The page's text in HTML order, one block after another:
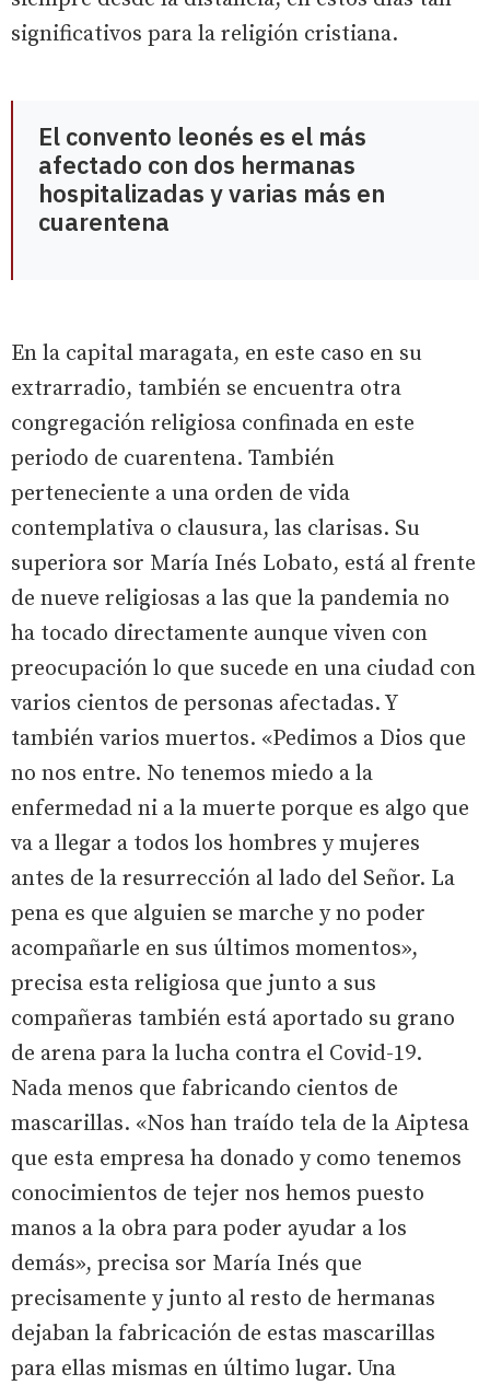
significativos para la religión cristiana.
El convento leonés es el más
afectado con dos hermanas
hospitalizadas y varias más en
cuarentena
En la capital maragata, en este caso en su
extrarradio, también se encuentra otra
congregación religiosa confinada en este
periodo de cuarentena. También
perteneciente a una orden de vida
contemplativa o clausura, las clarisas. Su
superiora sor María Inés Lobato, está al frente
de nueve religiosas a las que la pandemia no
ha tocado directamente aunque viven con
preocupación lo que sucede en una ciudad con
varios cientos de personas afectadas. Y
también varios muertos. «Pedimos a Dios que
no nos entre. No tenemos miedo a la
enfermedad ni a la muerte porque es algo que
va a llegar a todos los hombres y mujeres
antes de la resurrección al lado del Señor. La
pena es que alguien se marche y no poder
acompañarle en sus últimos momentos»,
precisa esta religiosa que junto a sus
compañeras también está aportado su grano
de arena para la lucha contra el Covid-19.
Nada menos que fabricando cientos de
mascarillas. «Nos han traído tela de la Aiptesa
que esta empresa ha donado y como tenemos
conocimientos de tejer nos hemos puesto
manos a la obra para poder ayudar a los
demás», precisa sor María Inés que
precisamente y junto al resto de hermanas
dejaban la fabricación de estas mascarillas
para ellas mismas en último lugar. Una